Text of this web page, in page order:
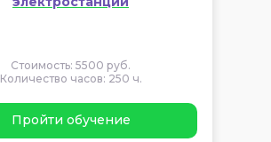
Стоимость: 5500 руб.
Количество часов: 250 ч.
Пройти обучение